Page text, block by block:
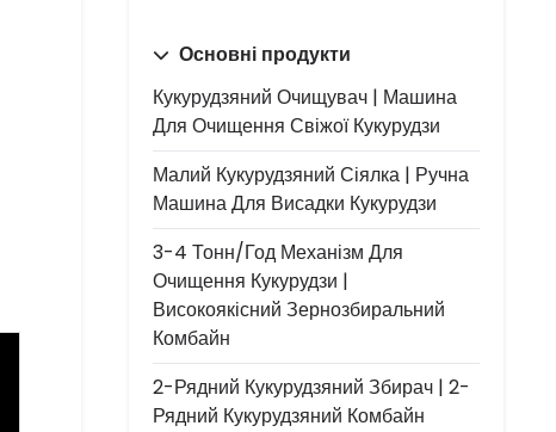
Основні продукти
Кукурудзяний Очищувач | Машина
Для Очищення Свіжої Кукурудзи
Малий Кукурудзяний Сіялка | Ручна
Машина Для Висадки Кукурудзи
3-4 Тонн/год Механізм Для
Очищення Кукурудзи |
Високоякісний Зернозбиральний
Комбайн
2-Рядний Кукурудзяний Збирач | 2-
Рядний Кукурудзяний Комбайн